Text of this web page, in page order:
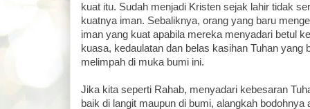
kuat itu. Sudah menjadi Kristen sejak lahir tidak
kuatnya iman. Sebaliknya, orang yang baru
iman yang kuat apabila mereka menyadari betul
kuasa, kedaulatan dan belas kasihan Tuhan yang
melimpah di muka bumi ini.
Jika kita seperti Rahab, menyadari kebesaran
baik di langit maupun di bumi, alangkah bodohnya